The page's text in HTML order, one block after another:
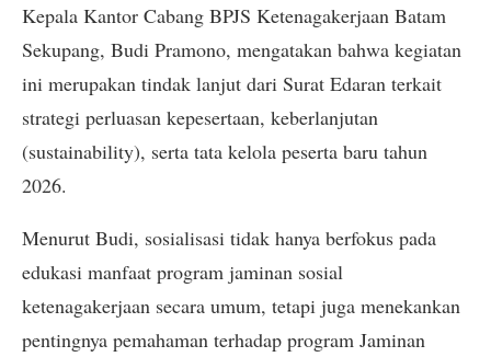
Kepala Kantor Cabang BPJS Ketenagakerjaan Batam
Sekupang, Budi Pramono, mengatakan bahwa kegiatan
ini merupakan tindak lanjut dari Surat Edaran terkait
strategi perluasan kepesertaan, keberlanjutan
(sustainability), serta tata kelola peserta baru tahun
2026.
Menurut Budi, sosialisasi tidak hanya berfokus pada
edukasi manfaat program jaminan sosial
ketenagakerjaan secara umum, tetapi juga menekankan
pentingnya pemahaman terhadap program Jaminan